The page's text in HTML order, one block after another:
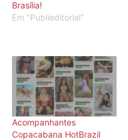
Brasília!
Em "Publieditorial"
Acompanhantes
Copacabana HotBrazil